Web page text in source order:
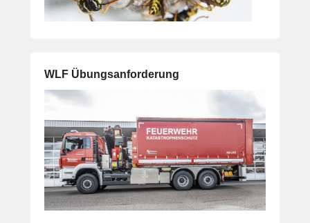
WLF Übungsanforderung